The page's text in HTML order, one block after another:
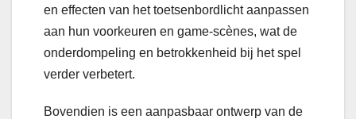
en effecten van het toetsenbordlicht aanpassen
aan hun voorkeuren en game-scènes, wat de
onderdompeling en betrokkenheid bij het spel
verder verbetert.
Bovendien is een aanpasbaar ontwerp van de